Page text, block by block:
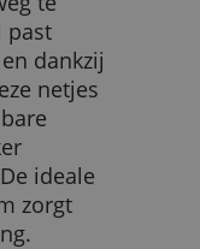
past
dankzij
netjes
ideale
zorgt